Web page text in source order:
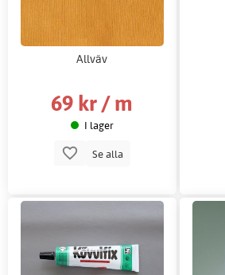
Allväv
69 kr / m
I lager
Se alla